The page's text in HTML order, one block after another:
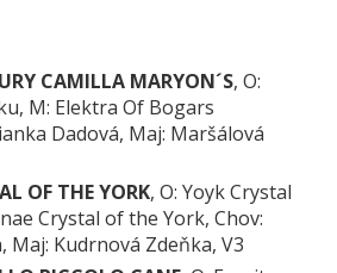
CAMILLA MARYON´S, O:
M: Elektra Of Bogars
Dadová, Maj: Maršálová
OF THE YORK, O: Yoyk Crystal
Crystal of the York, Chov:
Maj: Kudrnová Zdeňka, V3